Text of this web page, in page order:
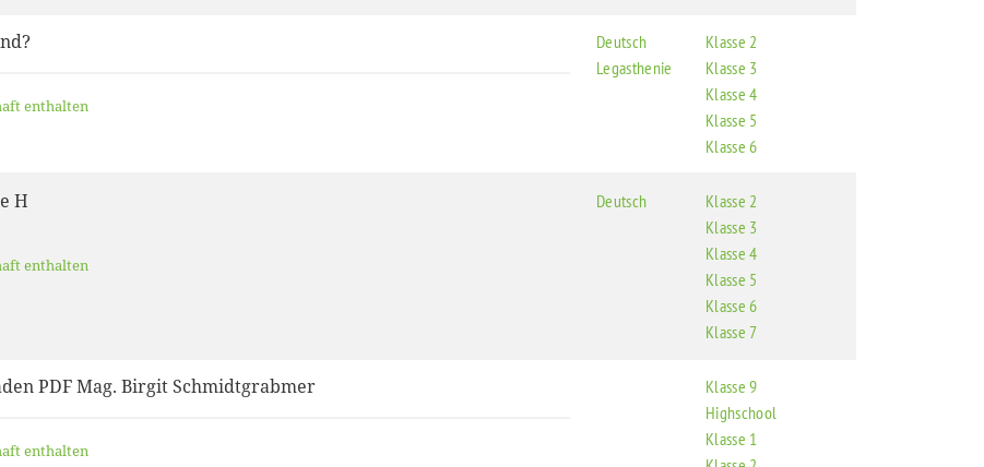
enthalten
Deutsch
Legasthenie
Klasse 2
Klasse 3
Klasse 4
Klasse 5
Klasse 6
H
enthalten
Deutsch
Klasse 2
Klasse 3
Klasse 4
Klasse 5
Klasse 6
Klasse 7
PDF Mag. Birgit Schmidtgrabmer
enthalten
Klasse 9
Highschool
Klasse 1